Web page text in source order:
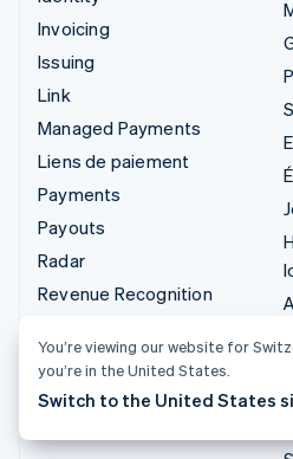
Invoicing
Issuing
Link
Managed Payments
Liens de paiement
Payments
Payouts
Radar
Revenue Recognition
Stripe Tax
Terminal
You’re viewing our website for
you’re in the United States.
Switch to the United States